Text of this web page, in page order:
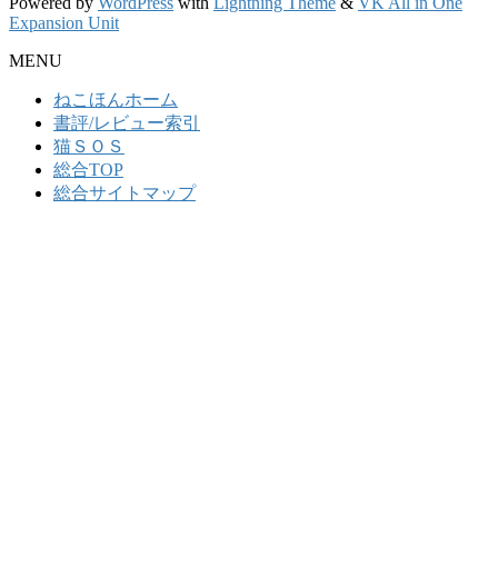
Expansion Unit
MENU
ねこほんホーム
書評/レビュー索引
猫ＳＯＳ
総合TOP
総合サイトマップ